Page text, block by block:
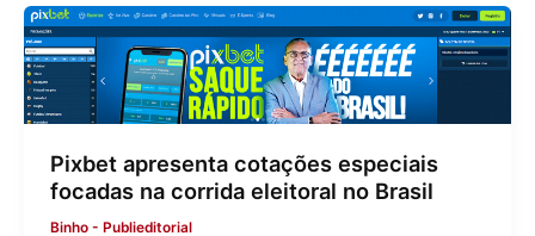
Pixbet apresenta cotações especiais
focadas na corrida eleitoral no Brasil
Binho - Publieditorial